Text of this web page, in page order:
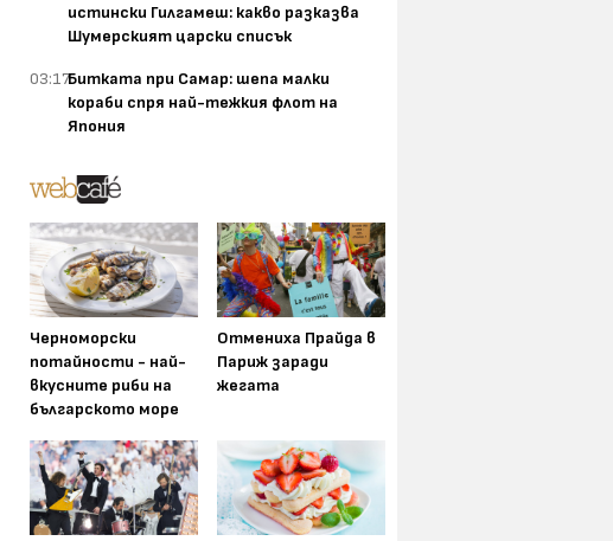
истински Гилгамеш: какво разказва
Шумерският царски списък
03:17Битката при Самар: шепа малки
кораби спря най-тежкия флот на
Япония
Черноморски
потайности - най-
вкусните риби на
българското море
Отмениха Прайда в
Париж заради
жегата